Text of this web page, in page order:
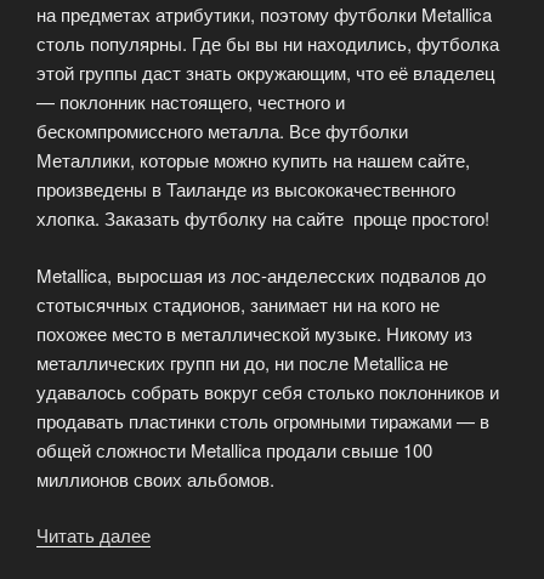
на предметах атрибутики, поэтому футболки Metallica
столь популярны. Где бы вы ни находились, футболка
этой группы даст знать окружающим, что её владелец
— поклонник настоящего, честного и
бескомпромиссного металла. Все футболки
Металлики, которые можно купить на нашем сайте,
произведены в Таиланде из высококачественного
хлопка. Заказать футболку на сайте проще простого!
Metallica, выросшая из лос-анделесских подвалов до
стотысячных стадионов, занимает ни на кого не
похожее место в металлической музыке. Никому из
металлических групп ни до, ни после Metallica не
удавалось собрать вокруг себя столько поклонников и
продавать пластинки столь огромными тиражами — в
общей сложности Metallica продали свыше 100
миллионов своих альбомов.
Читать далее